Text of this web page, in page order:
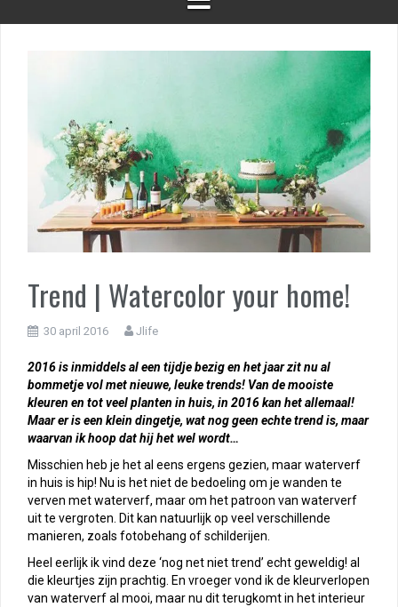
Trend | Watercolor your home!
30 april 2016 Jlife
2016 is inmiddels al een tijdje bezig en het jaar zit nu al
bommetje vol met nieuwe, leuke trends! Van de mooiste
kleuren en tot veel planten in huis, in 2016 kan het allemaal!
Maar er is een klein dingetje, wat nog geen echte trend is, maar
waarvan ik hoop dat hij het wel wordt…
Misschien heb je het al eens ergens gezien, maar waterverf
in huis is hip! Nu is het niet de bedoeling om je wanden te
verven met waterverf, maar om het patroon van waterverf
uit te vergroten. Dit kan natuurlijk op veel verschillende
manieren, zoals fotobehang of schilderijen.
Heel eerlijk ik vind deze ‘nog net niet trend’ echt geweldig! al
die kleurtjes zijn prachtig. En vroeger vond ik de kleurverlopen
van waterverf al mooi, maar nu dit terugkomt in het interieur